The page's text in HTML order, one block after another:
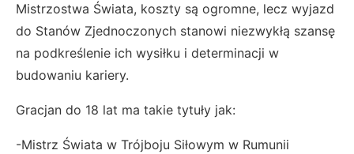
Mistrzostwa Świata, koszty są ogromne, lecz wyjazd
do Stanów Zjednoczonych stanowi niezwykłą szansę
na podkreślenie ich wysiłku i determinacji w
budowaniu kariery.
Gracjan do 18 lat ma takie tytuły jak:
-Mistrz Świata w Trójboju Siłowym w Rumunii